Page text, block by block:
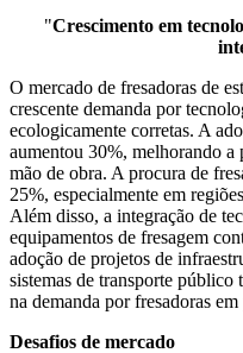
"Crescimento em
O mercado de fresadoras de
crescente demanda por
ecologicamente corretas. A
aumentou 30%, melhorando a
mão de obra. A procura de
25%, especialmente em
Além disso, a integração de
equipamentos de fresagem
adoção de projetos de
sistemas de transporte
na demanda por fresadoras
Desafios de mercado